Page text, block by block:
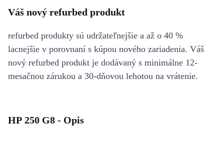
Váš nový refurbed produkt
refurbed produkty sú udržateľnejšie a až o 40 %
lacnejšie v porovnaní s kúpou nového zariadenia. Váš
nový refurbed produkt je dodávaný s minimálne 12-
mesačnou zárukou a 30-dňovou lehotou na vrátenie.
HP 250 G8 - Opis